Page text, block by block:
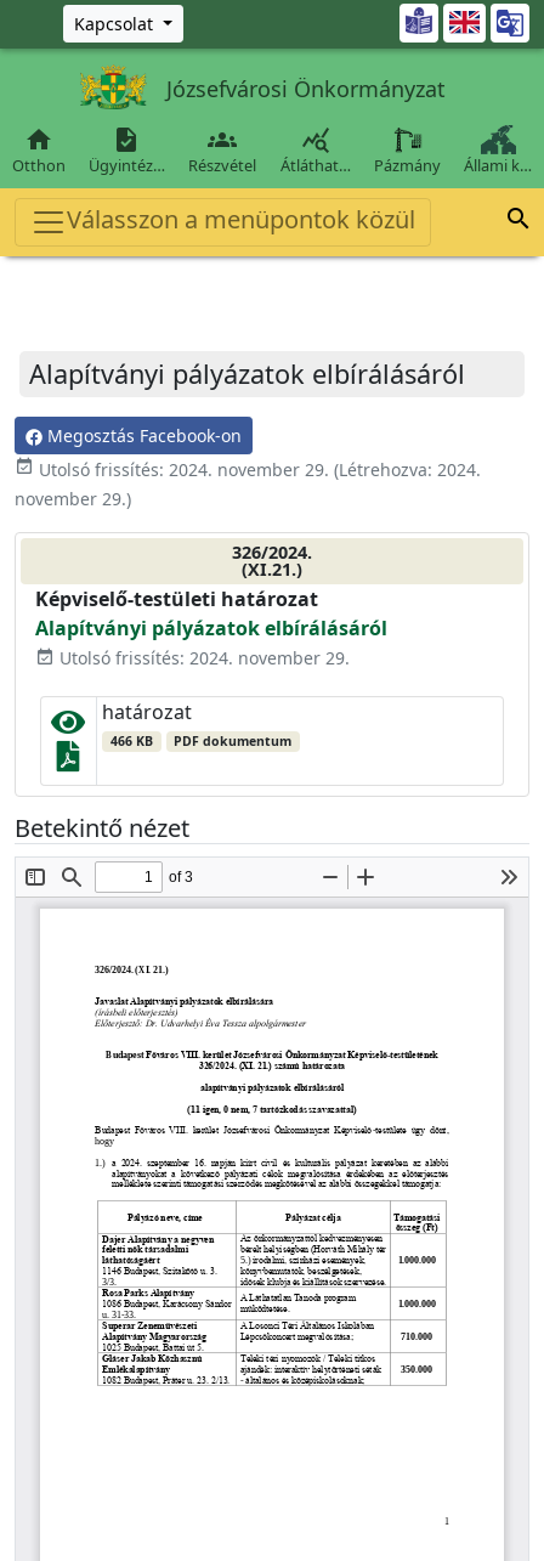
Ugrás a fő tartalomra
Kapcsolat 
Józsefvárosi Önkormányzat

Otthon

Ügyintéz…

Részvétel

Átláthat… Pázmány Állami k…
Válasszon a menüpontok közül 
Alapítványi pályázatok elbírálásáról
Megosztás Facebook-on
event_available Utolsó frissítés: 2024. november 29. (Létrehozva: 2024.
november 29.)
326/2024.
(XI.21.)
Képviselő-testületi határozat
Alapítványi pályázatok elbírálásáról
event_available Utolsó frissítés: 2024. november 29.
határozat
466 KB PDF dokumentum
Betekintő nézet